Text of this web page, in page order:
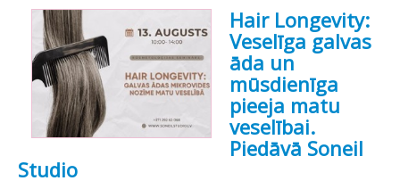
Hair Longevity:
Veselīga galvas
āda un
mūsdienīga
pieeja matu
veselībai.
Piedāvā Soneil
Studio